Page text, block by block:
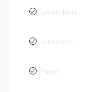
Lavandería
Luminoso
Palier